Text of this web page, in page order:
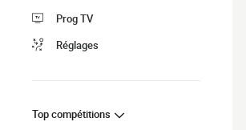
Prog TV
Réglages
Top compétitions